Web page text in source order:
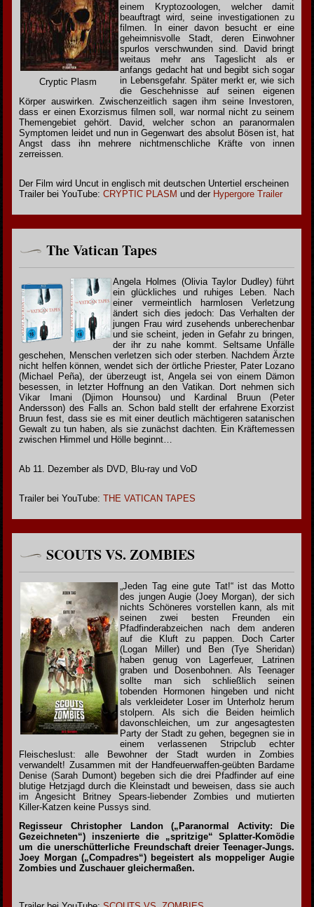
Cryptic Plasm
einem Kryptozoologen, welcher damit
beauftragt wird, seine investigationen zu
filmen. In einer davon besucht er eine
geheimnisvolle Stadt, deren Einwohner
spurlos verschwunden sind. David bringt
weitaus mehr ans Tageslicht als er
anfangs gedacht hat und begibt sich sogar
in Lebensgefahr. Später merkt er, wie sich
die Geschehnisse auf seinen eigenen
Körper auswirken. Zwischenzeitlich sagen ihm seine Investoren,
dass er einen Exorzismus filmen soll, war normal nicht zu seinem
Themengebiet gehört. David, welcher schon an paranormalen
Symptomen leidet und nun in Gegenwart des absolut Bösen ist, hat
Angst dass ihn mehrere nichtmenschliche Kräfte von innen
zerreissen.
Der Film wird Uncut in englisch mit deutschen Untertiel erscheinen
Trailer bei YouTube:CRYPTIC PLASMund der Hypergore Trailer
The Vatican Tapes
Angela Holmes (Olivia Taylor Dudley) führt
ein glückliches und ruhiges Leben. Nach
einer vermeintlich harmlosen Verletzung
ändert sich dies jedoch: Das Verhalten der
jungen Frau wird zusehends unberechenbar
und sie scheint, jeden in Gefahr zu bringen,
der ihr zu nahe kommt. Seltsame Unfälle
geschehen, Menschen verletzen sich oder sterben. Nachdem Ärzte
nicht helfen können, wendet sich der örtliche Priester, Pater Lozano
(Michael Peña), der überzeugt ist, Angela sei von einem Dämon
besessen, in letzter Hoffnung an den Vatikan. Dort nehmen sich
Vikar Imani (Djimon Hounsou) und Kardinal Bruun (Peter
Andersson) des Falls an. Schon bald stellt der erfahrene Exorzist
Bruun fest, dass sie es mit einer deutlich mächtigeren satanischen
Gewalt zu tun haben, als sie zunächst dachten. Ein Kräftemessen
zwischen Himmel und Hölle beginnt…
Ab 11. Dezember als DVD, Blu-ray und VoD
Trailer bei YouTube:THE VATICAN TAPES
SCOUTS VS. ZOMBIES
„Jeden Tag eine gute Tat!“ ist das Motto
des jungen Augie (Joey Morgan), der sich
nichts Schöneres vorstellen kann, als mit
seinen zwei besten Freunden ein
Pfadfinderabzeichen nach dem anderen
auf die Kluft zu pappen. Doch Carter
(Logan Miller) und Ben (Tye Sheridan)
haben genug von Lagerfeuer, Latrinen
graben und Dosenbohnen. Als Teenager
sollte man sich schließlich seinen
tobenden Hormonen hingeben und nicht
als verkleideter Loser im Unterholz herum
stolpern. Als sich die Beiden heimlich
davonschleichen, um zur angesagtesten
Party der Stadt zu gehen, begegnen sie in
einem verlassenen Stripclub echter
Fleischeslust: alle Bewohner der Stadt wurden in Zombies
verwandelt! Zusammen mit der Handfeuerwaffen-geübten Bardame
Denise (Sarah Dumont) begeben sich die drei Pfadfinder auf eine
blutige Hetzjagd durch die Kleinstadt und beweisen, dass sie auch
im Angesicht Britney Spears-liebender Zombies und mutierten
Killer-Katzen keine Pussys sind.
Regisseur Christopher Landon („Paranormal Activity: Die
Gezeichneten“) inszenierte die „spritzige“ Splatter-Komödie
um die unerschütterliche Freundschaft dreier Teenager-Jungs.
Joey Morgan („Compadres“) begeistert als moppeliger Augie
Zombies und Zuschauer gleichermaßen.